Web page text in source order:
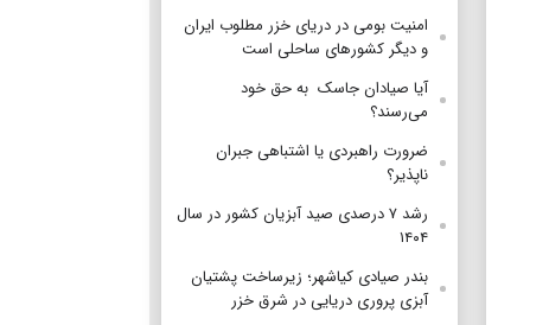
امنیت بومی در دریای خزر مطلوب ایران
و دیگر کشورهای ساحلی است
آیا صیادان جاسک به حق خود
می‌رسند؟
ضرورت راهبردی یا اشتباهی جبران
ناپذیر؟
رشد ۷ درصدی صید آبزیان کشور در سال
۱۴۰۴
بندر صیادی کیاشهر؛ زیرساخت پشتیان
آبزی پروری دریایی در شرق خزر